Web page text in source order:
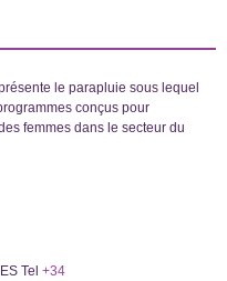
le parapluie sous lequel
conçus pour
femmes dans le secteur du
Tel+34